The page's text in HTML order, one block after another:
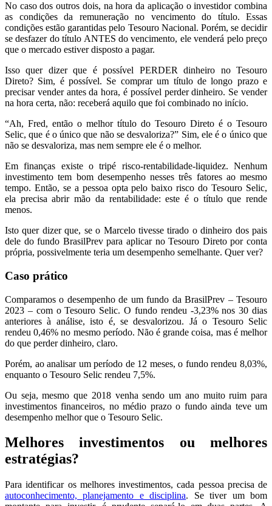
No caso dos outros dois, na hora da aplicação o investidor combina
as condições da remuneração no vencimento do título. Essas
condições estão garantidas pelo Tesouro Nacional. Porém, se decidir
se desfazer do título ANTES do vencimento, ele venderá pelo preço
que o mercado estiver disposto a pagar.
Isso quer dizer que é possível PERDER dinheiro no Tesouro
Direto? Sim, é possível. Se comprar um título de longo prazo e
precisar vender antes da hora, é possível perder dinheiro. Se vender
na hora certa, não: receberá aquilo que foi combinado no início.
“Ah, Fred, então o melhor título do Tesouro Direto é o Tesouro
Selic, que é o único que não se desvaloriza?” Sim, ele é o único que
não se desvaloriza, mas nem sempre ele é o melhor.
Em finanças existe o tripé risco-rentabilidade-liquidez. Nenhum
investimento tem bom desempenho nesses três fatores ao mesmo
tempo. Então, se a pessoa opta pelo baixo risco do Tesouro Selic,
ela precisa abrir mão da rentabilidade: este é o título que rende
menos.
Isto quer dizer que, se o Marcelo tivesse tirado o dinheiro dos pais
dele do fundo BrasilPrev para aplicar no Tesouro Direto por conta
própria, possivelmente teria um desempenho semelhante. Quer ver?
Caso prático
Comparamos o desempenho de um fundo da BrasilPrev – Tesouro
2023 – com o Tesouro Selic. O fundo rendeu -3,23% nos 30 dias
anteriores à análise, isto é, se desvalorizou. Já o Tesouro Selic
rendeu 0,46% no mesmo período. Não é grande coisa, mas é melhor
do que perder dinheiro, claro.
Porém, ao analisar um período de 12 meses, o fundo rendeu 8,03%,
enquanto o Tesouro Selic rendeu 7,5%.
Ou seja, mesmo que 2018 venha sendo um ano muito ruim para
investimentos financeiros, no médio prazo o fundo ainda teve um
desempenho melhor que o Tesouro Selic.
Melhores investimentos ou melhores
estratégias?
Para identificar os melhores investimentos, cada pessoa precisa de
autoconhecimento, planejamento e disciplina. Se tiver um bom